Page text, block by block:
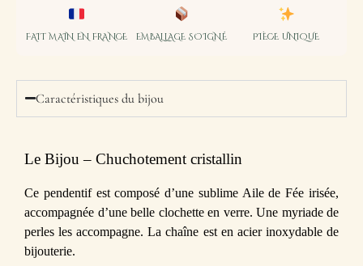
FAIT MAIN EN FRANCE EMBALLAGE SOIGNÉ PIÈCE UNIQUE
Caractéristiques du bijou
Le Bijou – Chuchotement cristallin
Ce pendentif est composé d’une sublime Aile de Fée irisée,
accompagnée d’une belle clochette en verre. Une myriade de
perles les accompagne. La chaîne est en acier inoxydable de
bijouterie.